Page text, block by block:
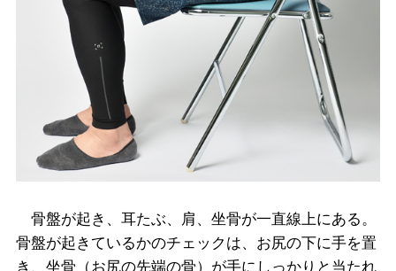
骨盤が起き、耳たぶ、肩、坐骨が一直線上にある。
骨盤が起きているかのチェックは、お尻の下に手を置
き、坐骨（お尻の先端の骨）が手にしっかりと当たれ